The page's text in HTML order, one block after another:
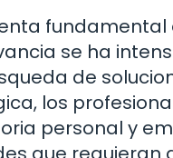
se ha
de
los
personal y